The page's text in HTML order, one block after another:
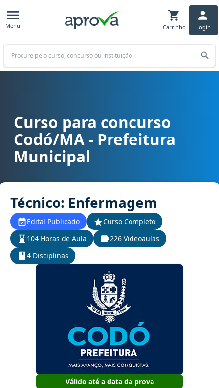
Menu Carrinho Login
Buscar
Curso para concurso Codó/MA - Prefeitura Municipal cargo
Curso para concurso
Codó/MA - Prefeitura
Municipal
Técnico: Enfermagem
Edital Publicado
Curso Completo
104 Horas de Aula
226 Videoaulas
4 Disciplinas
Válido até a data da prova